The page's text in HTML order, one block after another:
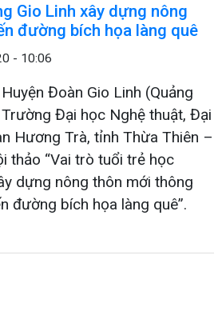
Gio Linh xây dựng nông
đường bích họa làng quê
- 10:06
Đoàn Gio Linh (Quảng
Đại học Nghệ thuật, Đại
Hương Trà, tỉnh Thừa Thiên –
thảo “Vai trò tuổi trẻ học
dựng nông thôn mới thông
đường bích họa làng quê”.